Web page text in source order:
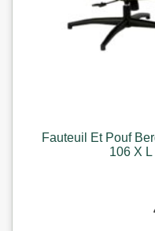
Fauteuil Et Pouf
106 X